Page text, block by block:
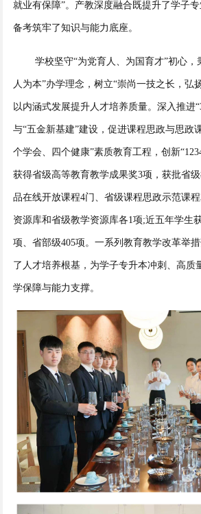
就业有保障”。产教深度融合既提升了学子
备考筑牢了知识与能力底座。
学校坚守“为党育人、为国育才”初心，
人为本”办学理念，树立“崇尚一技之长，弘
以内涵式发展提升人才培养质量。深入推进
与“五金新基建”建设，促进课程思政与思政
个学会、四个健康”素质教育工程，创新
获得省级高等教育教学成果奖3项，获批省
品在线开放课程4门、省级课程思政示范课
资源库和省级教学资源库各1项;近五年学生
项、省部级405项。一系列教育教学改革举
了人才培养根基，为学子专升本冲刺、高质
学保障与能力支撑。